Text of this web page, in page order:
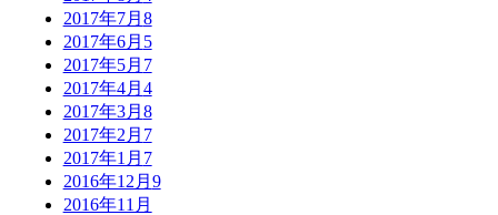
2017年7月 8
2017年6月 5
2017年5月 7
2017年4月 4
2017年3月 8
2017年2月 7
2017年1月 7
2016年12月 9
2016年11月